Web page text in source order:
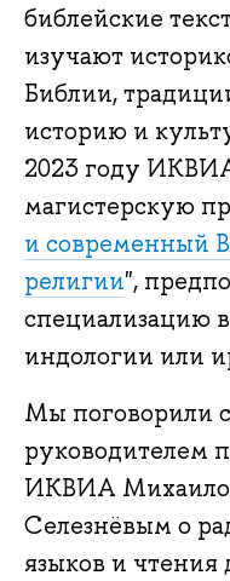
библейские
изучают
Библии,
историю и
2023 году
магистерскую
и современный
религии",
специализацию
индологии или
Мы поговорили
руководителем
ИКВИА
Селезнёвым о
языков и чтения